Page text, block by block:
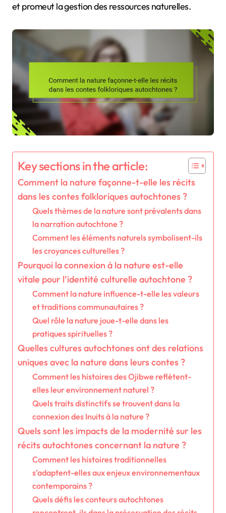
et promeut la gestion des ressources naturelles.
Key sections in the article:
Comment la nature façonne-t-elle les récits
dans les contes folkloriques autochtones ?
Quels thèmes de la nature sont prévalents dans
la narration autochtone ?
Comment les éléments naturels symbolisent-ils
les croyances culturelles ?
Pourquoi la connexion à la nature est-elle
vitale pour l’identité culturelle autochtone ?
Comment la nature influence-t-elle les valeurs
et traditions communautaires ?
Quel rôle la nature joue-t-elle dans les
pratiques spirituelles ?
Quelles cultures autochtones ont des relations
uniques avec la nature dans leurs contes ?
Comment les histoires des Ojibwe reflètent-
elles leur environnement naturel ?
Quels traits distinctifs se trouvent dans la
connexion des Inuits à la nature ?
Quels sont les impacts de la modernité sur les
récits autochtones concernant la nature ?
Comment les histoires traditionnelles
s’adaptent-elles aux enjeux environnementaux
contemporains ?
Quels défis les conteurs autochtones